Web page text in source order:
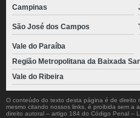
Campinas
São José dos Campos
Vale do Paraíba
Região Metropolitana da Baixada
Vale do Ribeira
O conteúdo do texto desta página é de direito
mesmo citando nossos links, é proibida sem a
direito autoral – artigo 184 do Código Penal –